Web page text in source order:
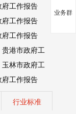
工作报告
工作报告
工作报告
港市政府工
林市政府工
工作报告
行业标准
业务群